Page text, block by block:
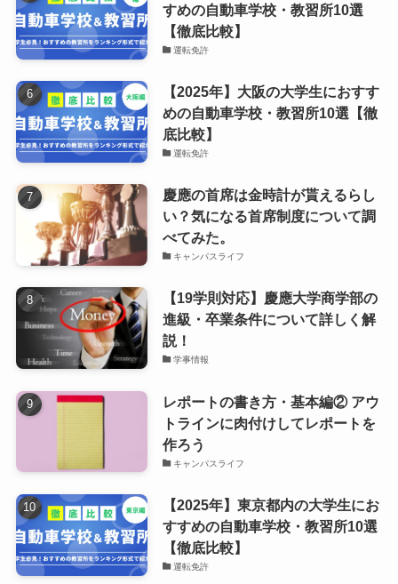
すめの自動車学校・教習所10選
【徹底比較】
運転免許
【2025年】大阪の大学生におすす
めの自動車学校・教習所10選【徹
底比較】
運転免許
慶應の首席は金時計が貰えるらし
い？気になる首席制度について調
べてみた。
キャンパスライフ
【19学則対応】慶應大学商学部の
進級・卒業条件について詳しく解
説！
学事情報
レポートの書き方・基本編② アウ
トラインに肉付けしてレポートを
作ろう
キャンパスライフ
【2025年】東京都内の大学生にお
すすめの自動車学校・教習所10選
【徹底比較】
運転免許